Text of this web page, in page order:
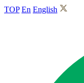
TOP En English